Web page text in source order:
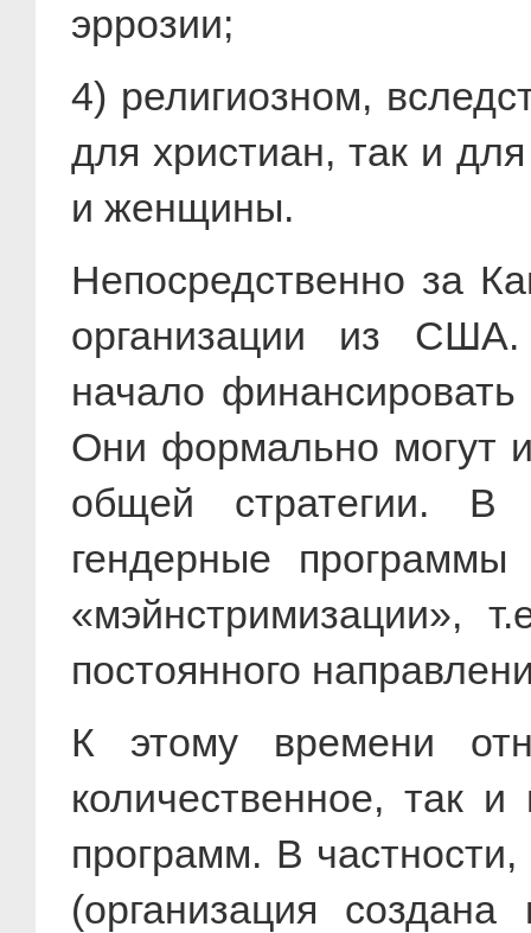
эррозии;
4) религиозном,
для христиан, так и
и женщины.
Непосредственно за
организации из
начало
Они формально могут
общей стратегии. В
гендерные
«мэйнстримизации»,
постоянного
К этому времени
количественное, так
программ. В
(организация